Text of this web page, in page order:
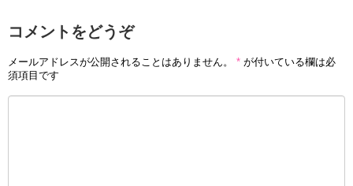
コメントをどうぞ
メールアドレスが公開されることはありません。 * が付いている欄は必
須項目です